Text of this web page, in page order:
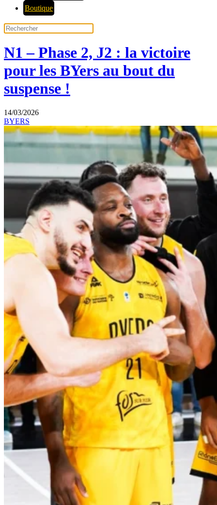
Boutique
N1 – Phase 2, J2 : la victoire
pour les BYers au bout du
suspense !
14/03/2026
BYERS